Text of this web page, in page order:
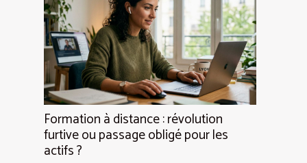
Formation à distance : révolution
furtive ou passage obligé pour les
actifs ?